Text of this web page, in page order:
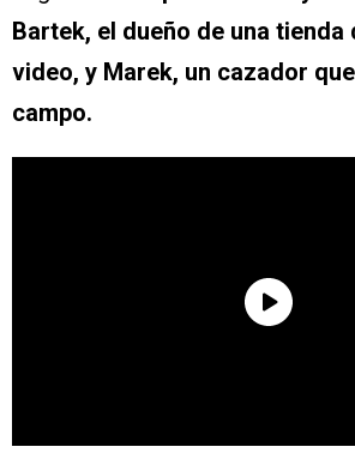
Bartek, el dueño de una
video, y Marek, un cazador
campo.